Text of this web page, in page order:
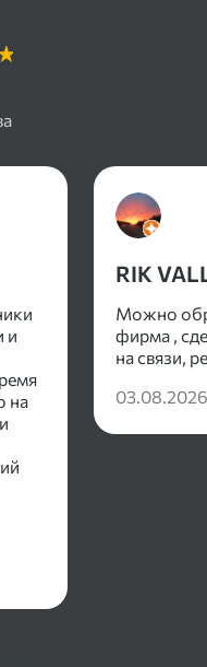
и
на
RIK
Можно
фирма ,
на связи,
03.08.2026